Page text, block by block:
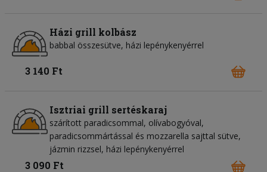
Házi grill kolbász
babbal összesütve, házi lepénykenyérrel
3 140 Ft
Isztriai grill sertéskaraj
szárított paradicsommal, olívabogyóval,
paradicsommártással és mozzarella sajttal sütve,
jázmin rizzsel, házi lepénykenyérrel
3 090 Ft